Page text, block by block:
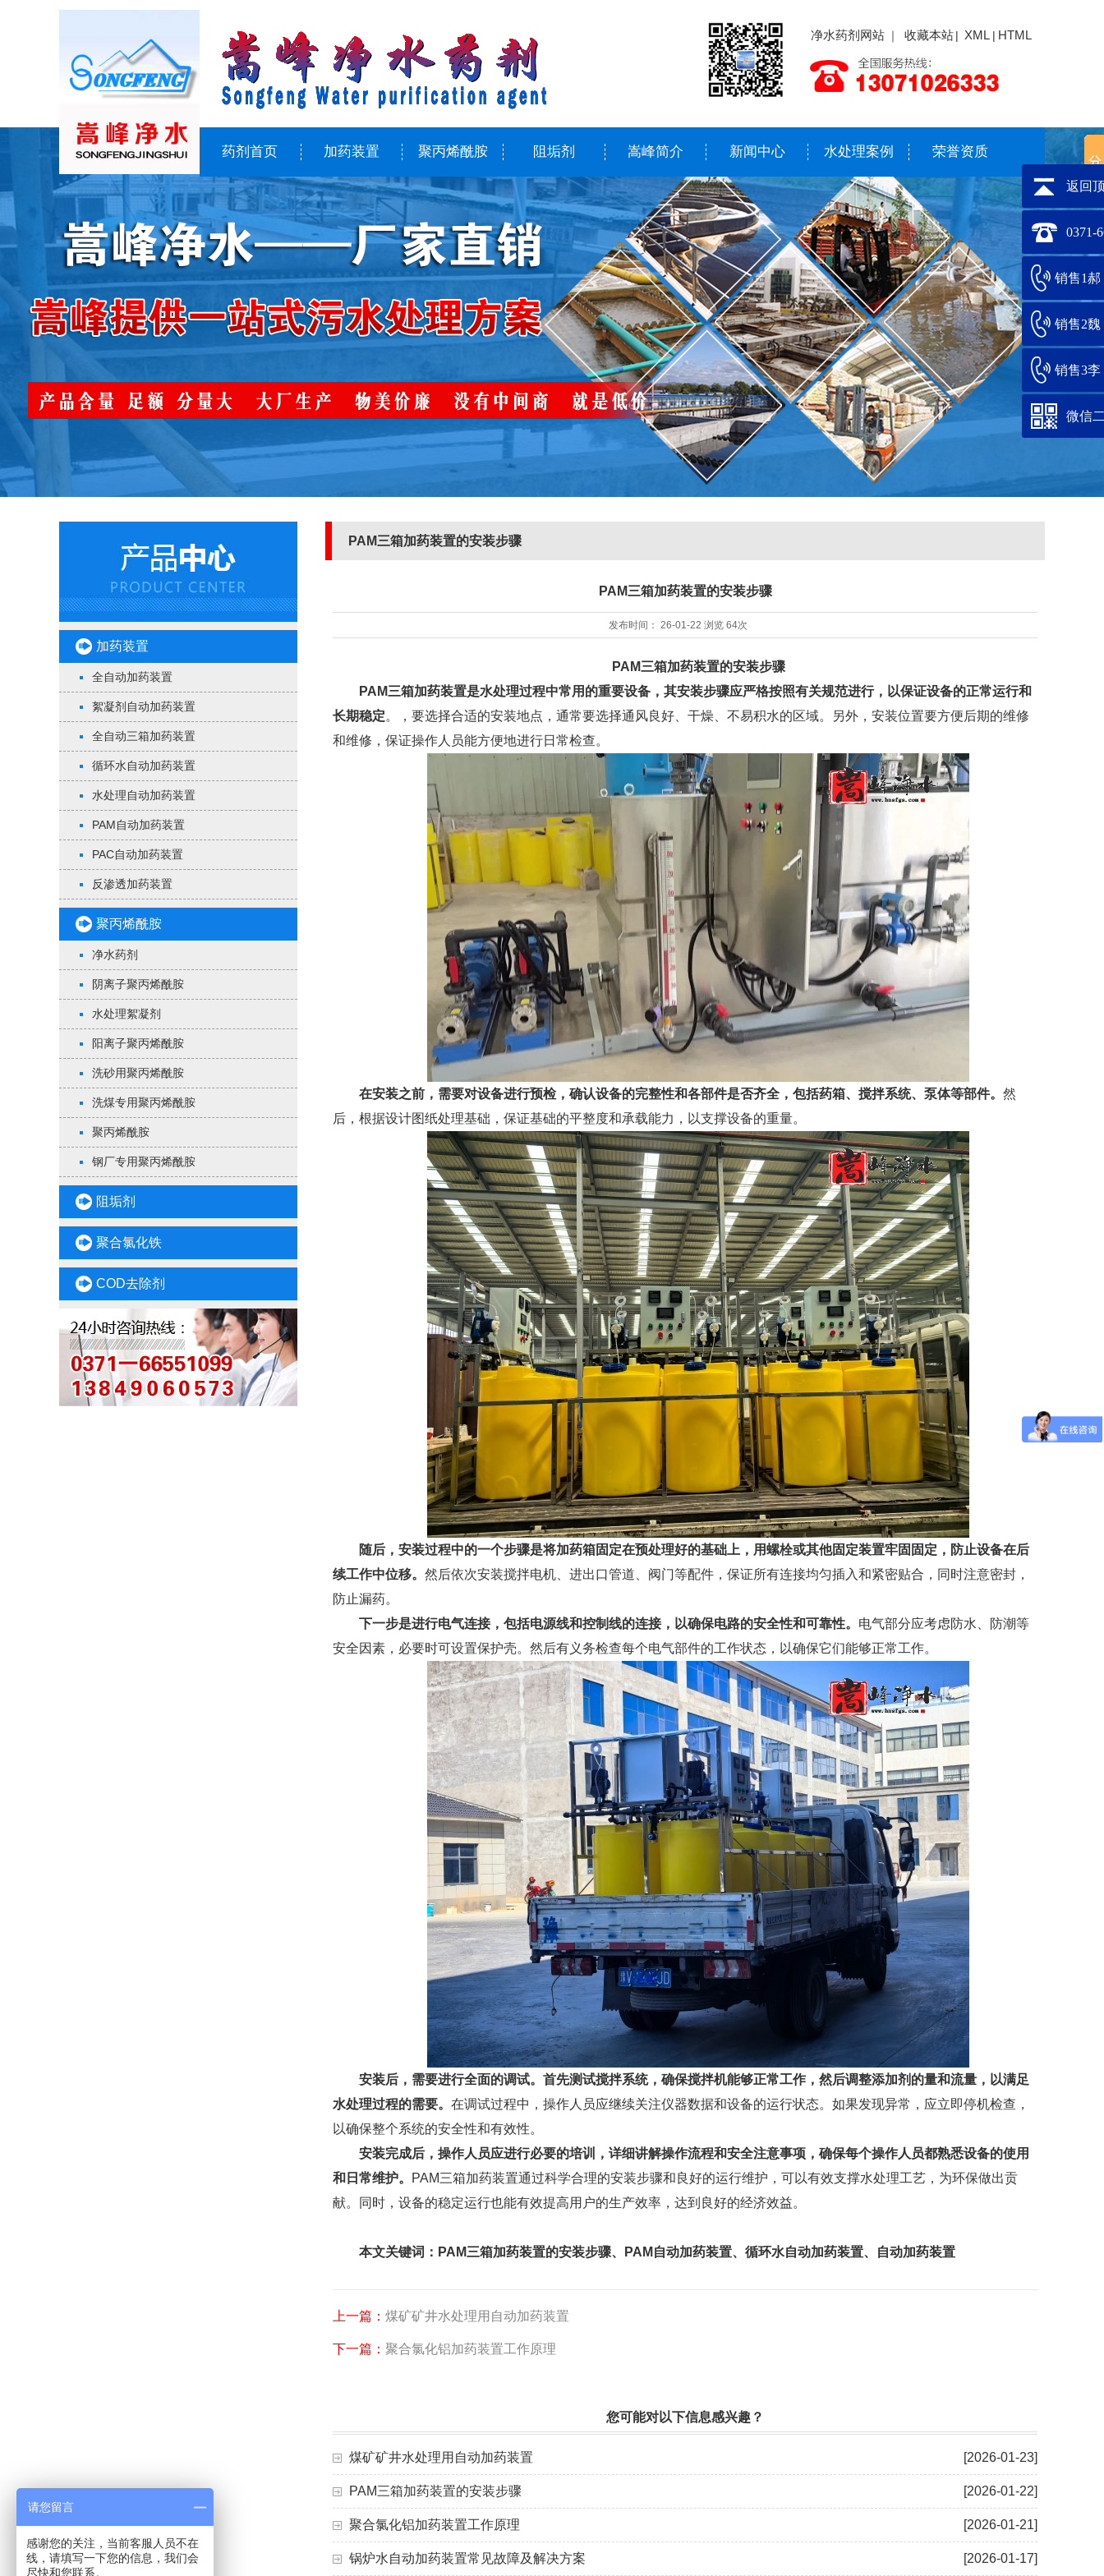
返回
0371-
销售1郝
销售2魏
销售3李
微信
净水药剂网站 ｜ 收藏本站 | XML | HTML
药剂首页 加药装置 聚丙烯酰胺 阻垢剂 嵩峰简介 新闻中心 水处理案例 荣誉资质
加药装置
全自动加药装置
絮凝剂自动加药装置
全自动三箱加药装置
循环水自动加药装置
水处理自动加药装置
PAM自动加药装置
PAC自动加药装置
反渗透加药装置
聚丙烯酰胺
净水药剂
阴离子聚丙烯酰胺
水处理絮凝剂
阳离子聚丙烯酰胺
洗砂用聚丙烯酰胺
洗煤专用聚丙烯酰胺
聚丙烯酰胺
钢厂专用聚丙烯酰胺
阻垢剂
聚合氯化铁
COD去除剂
PAM三箱加药装置的安装步骤
PAM三箱加药装置的安装步骤
发布时间： 26-01-22 浏览 64次
PAM三箱加药装置的安装步骤
PAM三箱加药装置是水处理过程中常用的重要设备，其安装步骤应严格按照有关规范进行，以保证设备的正常运行和
长期稳定。，要选择合适的安装地点，通常要选择通风良好、干燥、不易积水的区域。另外，安装位置要方便后期的维修
和维修，保证操作人员能方便地进行日常检查。
在安装之前， 需要对设备进行预检，确认设备的完整性和各部件是否齐全，包括药箱、搅拌系统、泵体等部件。 然
后，根据设计图纸处理基础，保证基础的平整度和承载能力，以支撑设备的重量。
随后，安装过程中的一个步骤是将加药箱固定在预处理好的基础上，用螺栓或其他固定装置牢固固定，防止设备在后
续工作中位移。 然后依次安装搅拌电机、进出口管道、阀门等配件，保证所有连接均匀插入和紧密贴合，同时注意密封，
防止漏药。
下一步是进行电气连接，包括电源线和控制线的连接，以确保电路的安全性和可靠性。 电气部分应考虑防水、防潮等
安全因素，必要时可设置保护壳。然后有义务检查每个电气部件的工作状态，以确保它们能够正常工作。
安装后，需要进行全面的调试。首先测试搅拌系统，确保搅拌机能够正常工作，然后调整添加剂的量和流量，以满足
水处理过程的需要。 在调试过程中，操作人员应继续关注仪器数据和设备的运行状态。如果发现异常，应立即停机检查，
以确保整个系统的安全性和有效性。
安装完成后，操作人员应进行必要的培训，详细讲解操作流程和安全注意事项，确保每个操作人员都熟悉设备的使用
和日常维护。
PAM三箱加药装置通过科学合理的安装步骤和良好的运行维护，可以有效支撑水处理工艺，为环保做出贡
献。
同时，设备的稳定运行也能有效提高用户的生产效率，达到良好的经济效益。
本文关键词： PAM三箱加药装置的安装步骤、 PAM自动加药装置、 循环水自动加药装置、 自动加药装置
上一篇： 煤矿矿井水处理用自动加药装置
下一篇： 聚合氯化铝加药装置工作原理
您可能对以下信息感兴趣？
[2026-01-23]
煤矿矿井水处理用自动加药装置
[2026-01-22]
PAM三箱加药装置的安装步骤
[2026-01-21]
聚合氯化铝加药装置工作原理
[2026-01-17]
锅炉水自动加药装置常见故障及解决方案
请您留言
感谢您的关注，当前客服人员不在
线，请填写一下您的信息，我们会
尽快和您联系。